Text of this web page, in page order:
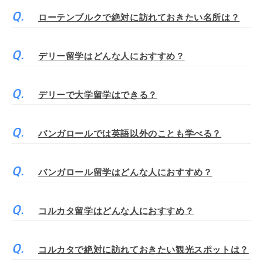
ローテンブルクで絶対に訪れておきたい名所は？
デリー留学はどんな人におすすめ？
デリーで大学留学はできる？
バンガロールでは英語以外のことも学べる？
バンガロール留学はどんな人におすすめ？
コルカタ留学はどんな人におすすめ？
コルカタで絶対に訪れておきたい観光スポットは？